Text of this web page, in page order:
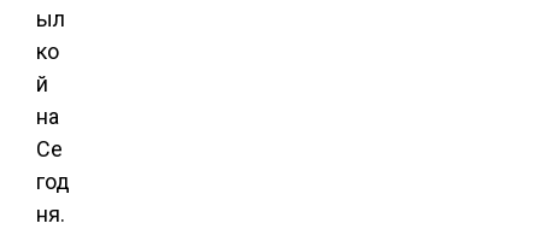
ыл
ко
й
на
Се
год
ня.